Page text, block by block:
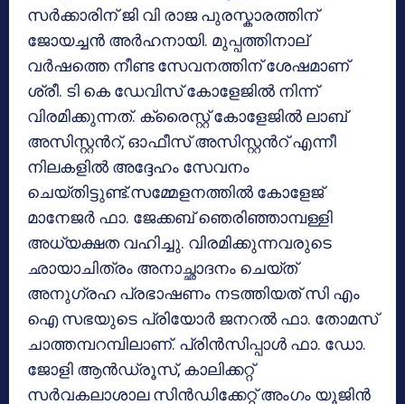
സർക്കാരിന് ജി വി രാജ പുരസ്കാരത്തിന്
ജോയച്ചൻ അർഹനായി. മുപ്പത്തിനാല്
വർഷത്തെ നീണ്ട സേവനത്തിന് ശേഷമാണ്
ശ്രീ. ടി കെ ഡേവിസ് കോളേജിൽ നിന്ന്
വിരമിക്കുന്നത്. ക്രൈസ്റ്റ് കോളേജിൽ ലാബ്
അസിസ്റ്റൻറ്, ഓഫീസ് അസിസ്റ്റൻറ് എന്നീ
നിലകളിൽ അദ്ദേഹം സേവനം
ചെയ്തിട്ടുണ്ട്.സമ്മേളനത്തിൽ കോളേജ്
മാനേജർ ഫാ. ജേക്കബ് ഞെരിഞ്ഞാമ്പള്ളി
അധ്യക്ഷത വഹിച്ചു. വിരമിക്കുന്നവരുടെ
ഛായാചിത്രം അനാച്ഛാദനം ചെയ്ത്
അനുഗ്രഹ പ്രഭാഷണം നടത്തിയത് സി എം
ഐ സഭയുടെ പ്രിയോർ ജനറൽ ഫാ. തോമസ്
ചാത്തമ്പറമ്പിലാണ്. പ്രിൻസിപ്പാൾ ഫാ. ഡോ.
ജോളി ആൻഡ്രൂസ്, കാലിക്കറ്റ്
സർവകലാശാല സിൻഡിക്കേറ്റ് അംഗം യൂജിൻ